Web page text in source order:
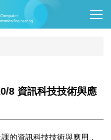
8 資訊科技技術與應
的資訊科技技術與應用，